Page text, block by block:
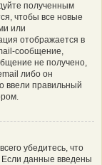
полученным
чтобы все новые
или
отображается в
сообщение,
не получено,
либо он
ввели правильный
убедитесь, что
Если данные введены